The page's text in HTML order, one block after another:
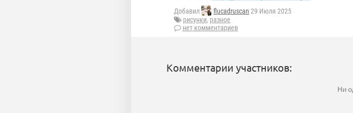
Добавил flucadruscan 29 Июля 2025
рисунки, разное
нет комментариев
Комментарии участников:
Ни